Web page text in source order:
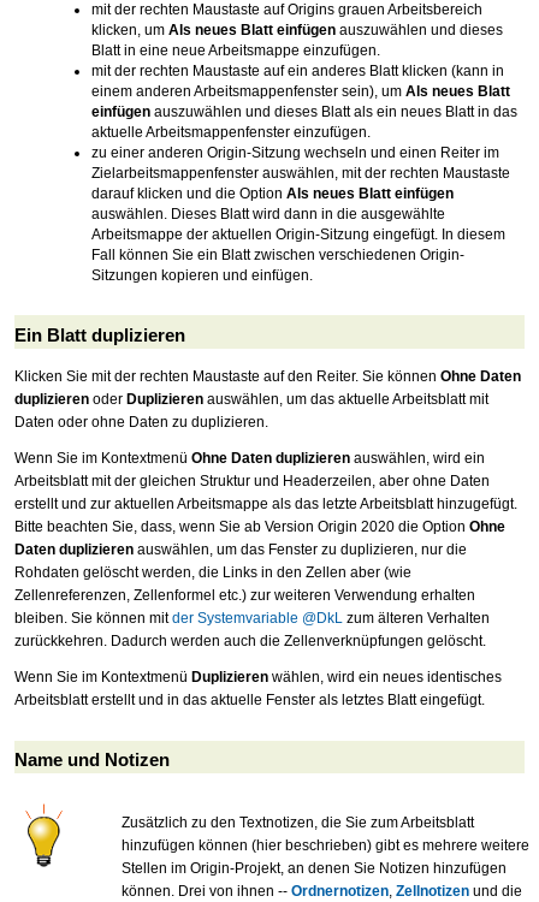
mit der rechten Maustaste auf Origins grauen Arbeitsbereich
klicken, um Als neues Blatt einfügen auszuwählen und dieses
Blatt in eine neue Arbeitsmappe einzufügen.
mit der rechten Maustaste auf ein anderes Blatt klicken (kann in
einem anderen Arbeitsmappenfenster sein), um Als neues Blatt
einfügen auszuwählen und dieses Blatt als ein neues Blatt in das
aktuelle Arbeitsmappenfenster einzufügen.
zu einer anderen Origin-Sitzung wechseln und einen Reiter im
Zielarbeitsmappenfenster auswählen, mit der rechten Maustaste
darauf klicken und die Option Als neues Blatt einfügen
auswählen. Dieses Blatt wird dann in die ausgewählte
Arbeitsmappe der aktuellen Origin-Sitzung eingefügt. In diesem
Fall können Sie ein Blatt zwischen verschiedenen Origin-
Sitzungen kopieren und einfügen.
Ein Blatt duplizieren
Klicken Sie mit der rechten Maustaste auf den Reiter. Sie können Ohne Daten
duplizieren oder Duplizieren auswählen, um das aktuelle Arbeitsblatt mit
Daten oder ohne Daten zu duplizieren.
Wenn Sie im Kontextmenü Ohne Daten duplizieren auswählen, wird ein
Arbeitsblatt mit der gleichen Struktur und Headerzeilen, aber ohne Daten
erstellt und zur aktuellen Arbeitsmappe als das letzte Arbeitsblatt hinzugefügt.
Bitte beachten Sie, dass, wenn Sie ab Version Origin 2020 die Option Ohne
Daten duplizieren auswählen, um das Fenster zu duplizieren, nur die
Rohdaten gelöscht werden, die Links in den Zellen aber (wie
Zellenreferenzen, Zellenformel etc.) zur weiteren Verwendung erhalten
bleiben. Sie können mitder Systemvariable @DkL zum älteren Verhalten
zurückkehren. Dadurch werden auch die Zellenverknüpfungen gelöscht.
Wenn Sie im Kontextmenü Duplizieren wählen, wird ein neues identisches
Arbeitsblatt erstellt und in das aktuelle Fenster als letztes Blatt eingefügt.
Name und Notizen
Zusätzlich zu den Textnotizen, die Sie zum Arbeitsblatt
hinzufügen können (hier beschrieben) gibt es mehrere weitere
Stellen im Origin-Projekt, an denen Sie Notizen hinzufügen
können. Drei von ihnen -- Ordnernotizen, Zellnotizen und die